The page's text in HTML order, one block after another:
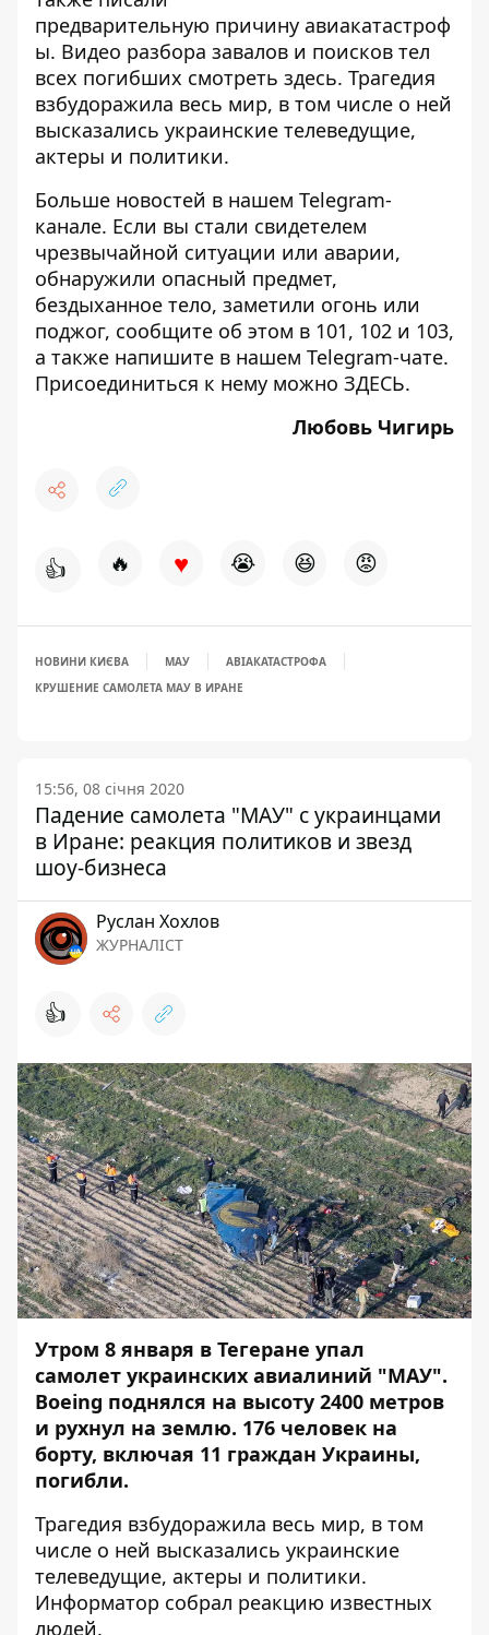
предварительную причину авиакатастроф
ы. Видео разбора завалов и поисков тел
всех погибших смотреть здесь. Трагедия
взбудоражила весь мир, в том числе о ней
высказались украинские телеведущие,
актеры и политики.
Больше новостей в нашем Telegram-
канале. Если вы стали свидетелем
чрезвычайной ситуации или аварии,
обнаружили опасный предмет,
бездыханное тело, заметили огонь или
поджог, сообщите об этом в 101, 102 и 103,
а также напишите в нашем Telegram-чате.
Присоединиться к нему можно ЗДЕСЬ.
Любовь Чигирь
👍 🔥 ♥ 😭 😆 😡
НОВИНИ КИЄВА МАУ
АВІАКАТАСТРОФА
КРУШЕНИЕ САМОЛЕТА МАУ В ИРАНЕ
15:56, 08 січня 2020
Падение самолета "МАУ" с украинцами
в Иране: реакция политиков и звезд
шоу-бизнеса
Руслан Хохлов
ЖУРНАЛІСТ
👍
Утром 8 января в Тегеране упал
самолет украинских авиалиний "МАУ".
Boeing поднялся на высоту 2400 метров
и рухнул на землю. 176 человек на
борту, включая 11 граждан Украины,
погибли.
Трагедия взбудоражила весь мир, в том
числе о ней высказались украинские
телеведущие, актеры и политики.
Информатор собрал реакцию известных
людей.